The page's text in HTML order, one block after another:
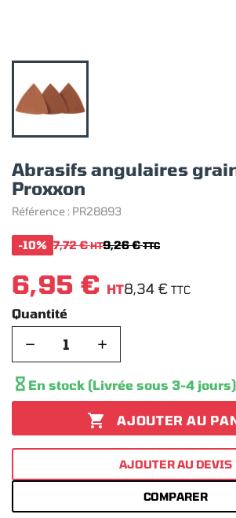
Abrasifs angulaires
Proxxon
Référence : PR28893
-10% 7,72 €HT9,26 €TTC
6,95 € HT8,34 € TTC
Quantité
− +
 En stock (Livrée sous 3-4 jours)
 AJOUTER AU
AJOUTER AU DEVIS
COMPARER